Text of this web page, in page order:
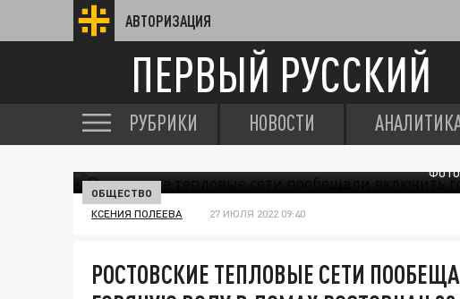
АВТОРИЗАЦИЯ
ПЕРВЫЙ РУССКИЙ
РУБРИКИ НОВОСТИ
ОБЩЕСТВО
КСЕНИЯ ПОЛЕЕВА 27 ИЮЛЯ 2022 09:40
РОСТОВСКИЕ ТЕПЛОВЫЕ СЕТИ